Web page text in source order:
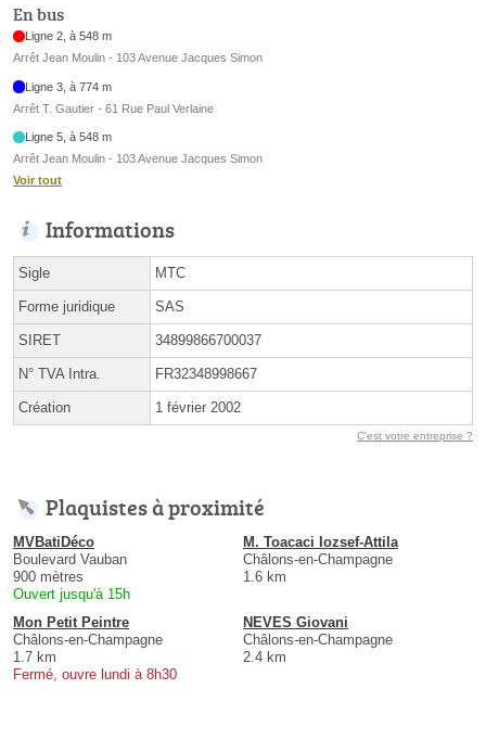
En bus
Ligne 2, à 548 m
Arrêt Jean Moulin - 103 Avenue Jacques Simon
Ligne 3, à 774 m
Arrêt T. Gautier - 61 Rue Paul Verlaine
Ligne 5, à 548 m
Arrêt Jean Moulin - 103 Avenue Jacques Simon
Voir tout
Informations
Sigle MTC
Forme juridique SAS
SIRET 34899866700037
N° TVA Intra. FR32348998667
Création 1 février 2002
C'est votre entreprise ?
Plaquistes à proximité
MVBatiDéco
Boulevard Vauban
900 mètres
Ouvert jusqu'à 15h
M. Toacaci Iozsef-Attila
Châlons-en-Champagne
1.6 km
Mon Petit Peintre
Châlons-en-Champagne
1.7 km
Fermé, ouvre lundi à 8h30
NEVES Giovani
Châlons-en-Champagne
2.4 km